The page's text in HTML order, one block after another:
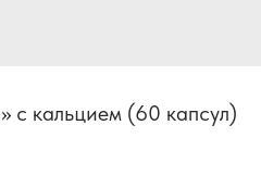
с кальцием (60 капсул)